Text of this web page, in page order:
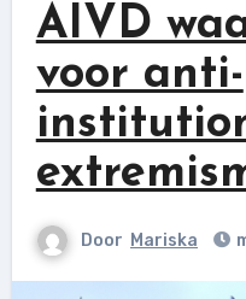
AIVD
voor anti-
Door Mariska